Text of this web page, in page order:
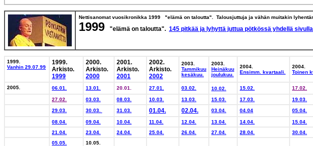
Nettisanomat vuosikronikka 1999 "elämä on taloutta". Talousjuttuja ja vähän muitakin
1999 "elämä on taloutta". 145 pitkää ja lyhyttä juttua pötkössä yhdellä
1999.
Vanhin 29.07.99
1999.
Arkisto.
1999
2000.
Arkisto.
2000
2001.
Arkisto.
2001
2002.
Arkisto.
2002
2003.
Tammikuu
kesäkuu.
2003.
Heinäkuu
joulukuu.
2004.
Ensimm. kvartaali.
2004.
Toinen
2005. 06.01. 13.01. 20.01. 27.01. 03.02. 10.02. 15.02. 17.02.
27.02. 03.03. 08.03. 10.03. 13.03. 15.03. 17.03. 19.03.
29.03.
30.03. 31.03. 01.04. 02.04. 03.04. 04.04 05.04.
08.04. 09.04. 10.04. 11.04. 12.04. 13.04. 14.04. 15.04.
21.04.
23.04. 24.04. 25.04. 26.04. 27.04. 28.04. 30.04.
05.05.
10.05.